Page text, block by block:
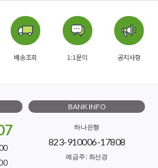
배송조회 1:1문의 공지사항
BANK INFO
하나은행
823-910006-17808
예금주 : 최선경